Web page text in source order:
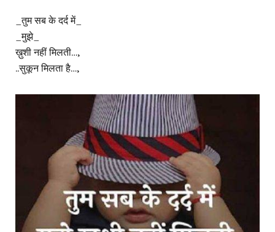
_तुम सब के दर्द में_
_मुझे_
ख़ुशी नहीं मिलती…,
..सुकून मिलता है…,